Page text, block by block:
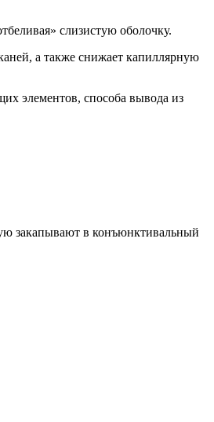
слизистую оболочку.
а также снижает капиллярную
элементов, способа вывода из
закапывают в конъюнктивальный